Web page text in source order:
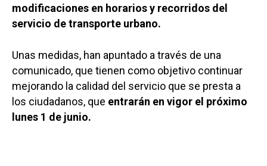
modificaciones en horarios y recorridos del
servicio de transporte urbano.
Unas medidas, han apuntado a través de una
comunicado, que tienen como objetivo continuar
mejorando la calidad del servicio que se presta a
los ciudadanos, que entrarán en vigor el próximo
lunes 1 de junio.